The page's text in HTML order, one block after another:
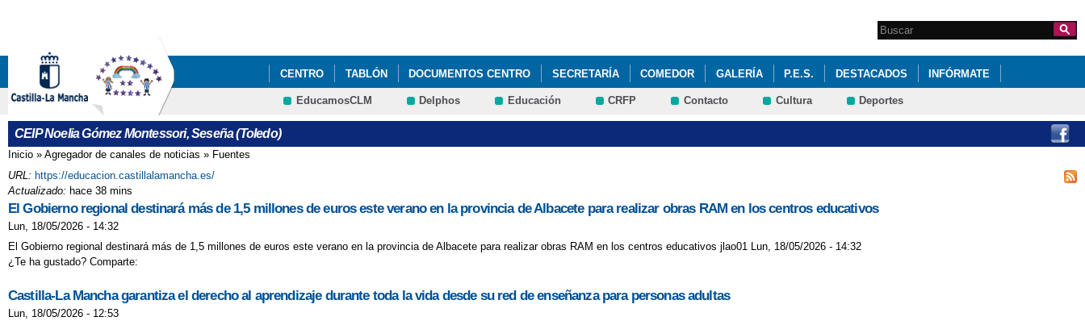
Formulario de
búsqueda
Search this site
CENTRO TABLÓN DOCUMENTOS CENTRO SECRETARÍA COMEDOR GALERÍA P.E.S. DESTACADOS INFÓRMATE
AYUDA LIBROS DE TEXTO Y COMEDOR CURSO 2024/2025 CALENDARIO ESCOLAR 2023-2024
EducamosCLM Delphos Educación CRFP Contacto Cultura Deportes
CEIP Noelia Gómez Montessori, Seseña (Toledo)
Se encuentra usted aquí
Inicio » Agregador de canales de noticias » Fuentes
URL: https://educacion.castillalamancha.es/
Actualizado: hace 38 mins
El Gobierno regional destinará más de 1,5 millones de euros este verano en la provincia de Albacete para realizar obras RAM en los centros educativos
Lun, 18/05/2026 - 14:32
El Gobierno regional destinará más de 1,5 millones de euros este verano en la provincia de Albacete para realizar obras RAM en los centros educativos jlao01 Lun, 18/05/2026 - 14:32
¿Te ha gustado? Comparte:
Castilla-La Mancha garantiza el derecho al aprendizaje durante toda la vida desde su red de enseñanza para personas adultas
Lun, 18/05/2026 - 12:53